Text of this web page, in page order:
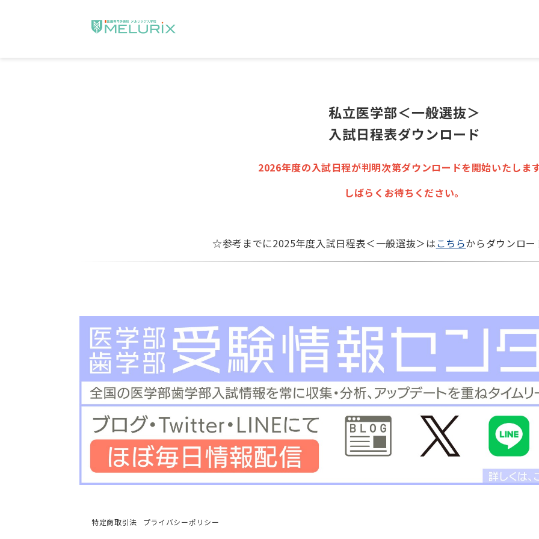
私立医学部＜一般選抜＞
入試日程表ダウンロード
2026年度の入試日程が判明次第ダウンロードを開始いたします
しばらくお待ちください。
☆参考までに2025年度入試日程表＜一般選抜＞はこちらからダウンロ
特定商取引法 プライバシーポリシー